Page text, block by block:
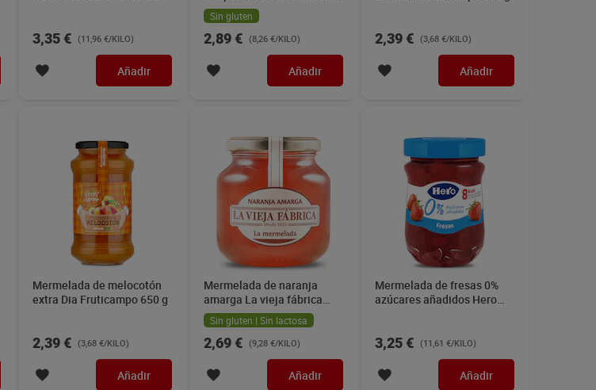
3,35 € (11,96 €/KILO)
Añadir
350 g
Sin gluten
2,89 € (8,26 €/KILO)
Añadir
2,39 € (3,68 €/KILO)
Añadir
Mermelada de melocotón
extra Dia Fruticampo 650 g
2,39 € (3,68 €/KILO)
Añadir
Mermelada de naranja
amarga La vieja fábrica
290 g
Sin gluten | Sin lactosa
2,69 € (9,28 €/KILO)
Añadir
Mermelada de fresas 0%
azúcares añadidos Hero
3,25 € (11,61 €/KILO)
Añadir